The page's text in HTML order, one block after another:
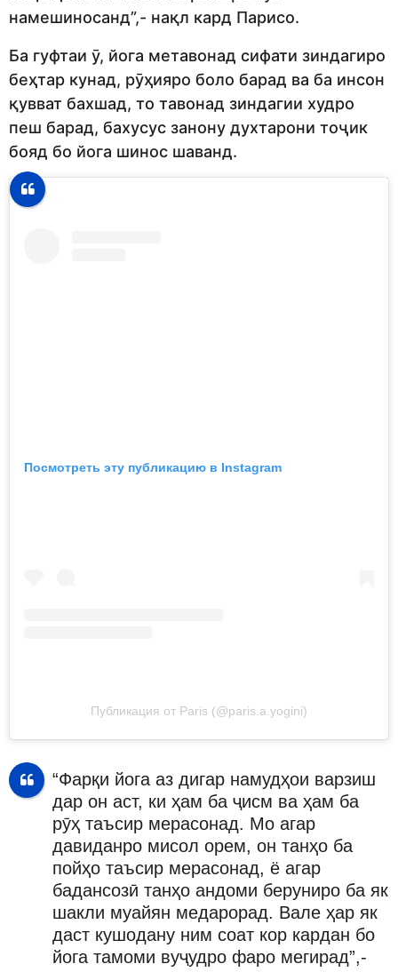
намешиносанд”,- нақл кард Парисо.
Ба гуфтаи ӯ, йога метавонад сифати зиндагиро
беҳтар кунад, рӯҳияро боло барад ва ба инсон
қувват бахшад, то тавонад зиндагии худро
пеш барад, бахусус занону духтарони тоҷик
бояд бо йога шинос шаванд.
Посмотреть эту публикацию в Instagram
Публикация от Paris (@paris.a.yogini)
“Фарқи йога аз дигар намудҳои варзиш
дар он аст, ки ҳам ба ҷисм ва ҳам ба
рӯҳ таъсир мерасонад. Мо агар
давиданро мисол орем, он танҳо ба
пойҳо таъсир мерасонад, ё агар
бадансозӣ танҳо андоми беруниро ба як
шакли муайян медарорад. Вале ҳар як
даст кушодану ним соат кор кардан бо
йога тамоми вуҷудро фаро мегирад”,-